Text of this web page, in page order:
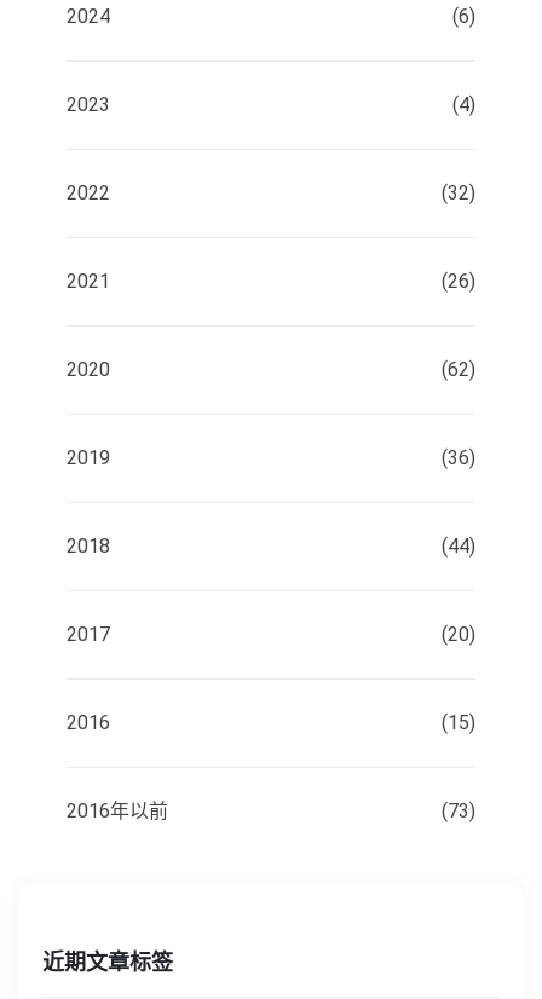
2024 (6)
2023 (4)
2022 (32)
2021 (26)
2020 (62)
2019 (36)
2018 (44)
2017 (20)
2016 (15)
2016年以前 (73)
近期文章标签